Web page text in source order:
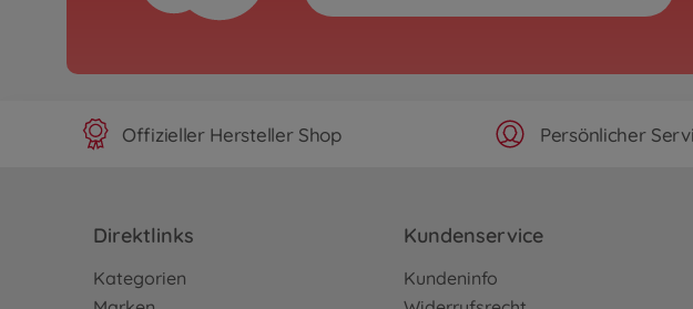
Offizieller Hersteller Shop Persönlicher
Direktlinks
Kategorien
Kundenservice
Kundeninfo